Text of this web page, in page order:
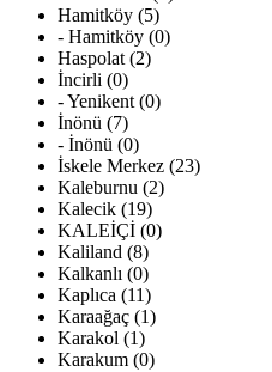
Hamitköy (5)
- Hamitköy (0)
Haspolat (2)
İncirli (0)
- Yenikent (0)
İnönü (7)
- İnönü (0)
İskele Merkez (23)
Kaleburnu (2)
Kalecik (19)
KALEİÇİ (0)
Kaliland (8)
Kalkanlı (0)
Kaplıca (11)
Karaağaç (1)
Karakol (1)
Karakum (0)